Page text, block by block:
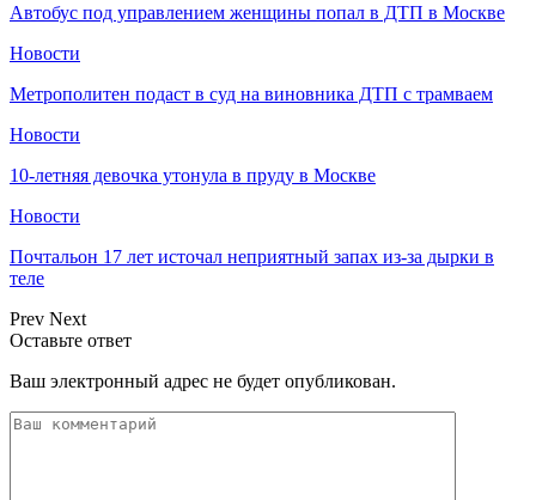
Автобус под управлением женщины попал в ДТП в Москве
Новости
Метрополитен подаст в суд на виновника ДТП с трамваем
Новости
10-летняя девочка утонула в пруду в Москве
Новости
Почтальон 17 лет источал неприятный запах из-за дырки в
теле
Prev Next
Оставьте ответ
Ваш электронный адрес не будет опубликован.